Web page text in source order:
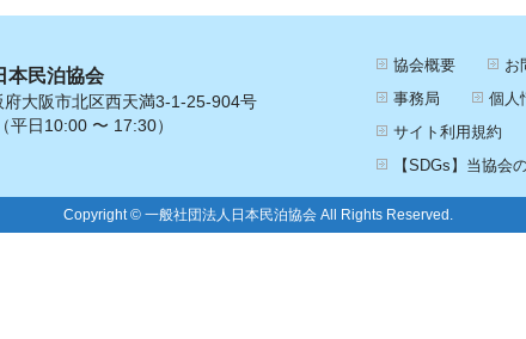
本民泊協会
府大阪市北区西天満3-1-25-904号
日10:00 〜 17:30）
協会概要
お
事務局
個人
サイト利用規約
【SDGs】当協会
Copyright © 一般社団法人日本民泊協会 All Rights Reserved.